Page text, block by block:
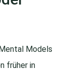
Models
früher in